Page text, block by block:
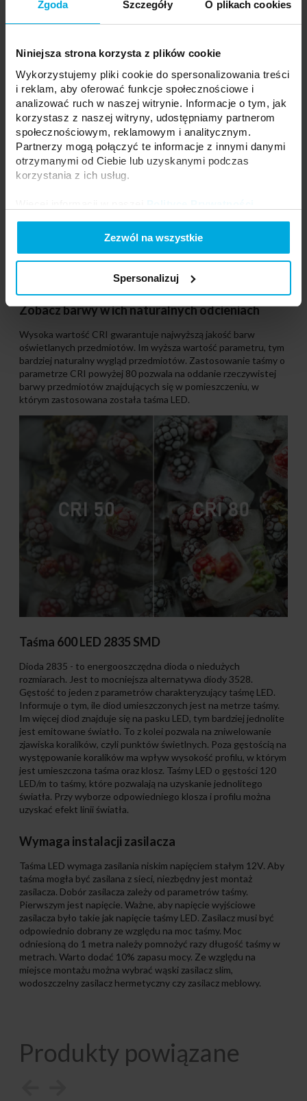
Zgoda Szczegóły O plikach cookies
Niniejsza strona korzysta z plików cookie
Wykorzystujemy pliki cookie do spersonalizowania treści
i reklam, aby oferować funkcje społecznościowe i
analizować ruch w naszej witrynie. Informacje o tym, jak
korzystasz z naszej witryny, udostępniamy partnerom
społecznościowym, reklamowym i analitycznym.
Partnerzy mogą połączyć te informacje z innymi danymi
otrzymanymi od Ciebie lub uzyskanymi podczas
korzystania z ich usług.
Zezwól na wszystkie
Spersonalizuj
Ochrona przed wodą bez strat w strumieniu
świetlnym
osłona pozwala na uzyskanie podwyższonej wodoszczelności
Zwiększenie wodoszczelności odbywa się poprzez
zastosowanie cienkiej warstwy opaski, co zazwyczaj przekłada
się na większy strumień świetlny oraz większą jednolitość barw
niż w przypadku analogicznych taśm IP65.
Zobacz barwy w ich naturalnych odcieniach
Wysoka wartość CRI gwarantuje najwyższą jakość barw
oświetlanych przedmiotów. Im wyższa wartość parametru, tym
bardziej naturalny wygląd przedmiotów. Zastosowanie taśmy o
parametrze CRI powyżej 80 pozwala na oddanie rzeczywistej
barwy przedmiotów znajdujących się w pomieszczeniu, w
którym zastosowana została taśma LED.
Taśma 600 LED 2835 SMD
Dioda 2835 - to energooszczędna dioda o niedużych
rozmiarach. Jest to mocniejsza alternatywa diody 3528.
Gęstość to jeden z parametrów charakteryzujący taśmę LED.
Informuje o tym, ile diod umieszczonych jest na metrze taśmy.
Im więcej diod znajduje się na pasku LED, tym bardziej jednolite
jest emitowane światło. To z kolei pozwala na zniwelowanie
zjawiska koralików, czyli punktów świetlnych. Poza gęstością na
występowanie koralików ma wpływ wysokość profilu, w którym
jest umieszczona taśma oraz klosz. Taśmy LED o gęstości 120
LED/m to taśmy, które pozwalają na uzyskanie jednolitego
światła. Przy wyborze odpowiedniego klosza i profilu można
uzyskać efekt linii światła.
Wymaga instalacji zasilacza
Taśma LED wymaga zasilania niskim napięciem stałym 12V. Aby
taśma mogła być zasilana z sieci, niezbędny jest montaż
zasilacza. Dobór zasilacza zależy od parametrów taśmy.
Pierwszym jest napięcie. Ważne, aby napięcie wyjściowe
zasilacza było takie jak napięcie taśmy LED. Zasilacz musi być
odpowiednio dobrany ze względu na moc taśmy. Moc
odniesioną do 1 metra należy pomnożyć razy długość taśmy w
metrach. Warto dodać 10% zapasu mocy. Ze względu na
miejsce montażu można wybrać wąski zasilacz slim,
wodoszczelny zasilacz hermetyczny czy zasilacz meblowy.
Produkty powiązane